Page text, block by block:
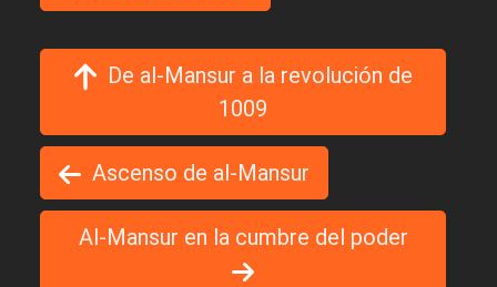
De al-Mansur a la revolución de
1009
Ascenso de al-Mansur
Al-Mansur en la cumbre del poder